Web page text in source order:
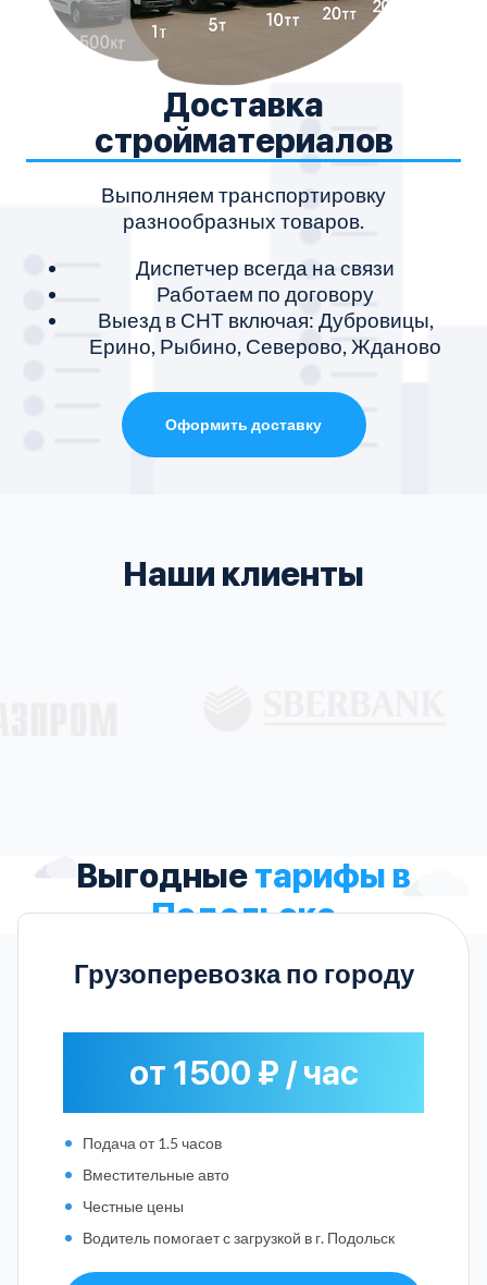
Доставка
стройматериалов
Выполняем транспортировку
разнообразных товаров.
Диспетчер всегда на связи
Работаем по договору
Выезд в СНТ включая: Дубровицы,
Ерино, Рыбино, Северово, Жданово
Оформить доставку
Наши клиенты
Выгодныетарифы в
Подольске
Грузоперевозка по городу
от 1500 ₽ / час
Подача от 1.5 часов
Вместительные авто
Честные цены
Водитель помогает с загрузкой в г. Подольск